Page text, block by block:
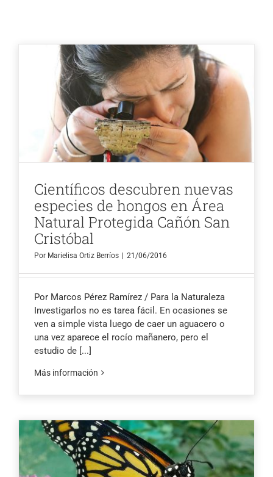
Científicos descubren nuevas
especies de hongos en Área
Natural Protegida Cañón San
Cristóbal
Por Marielisa Ortiz Berríos 21/06/2016
Por Marcos Pérez Ramírez / Para la Naturaleza
Investigarlos no es tarea fácil. En ocasiones se
ven a simple vista luego de caer un aguacero o
una vez aparece el rocío mañanero, pero el
estudio de [...]
Más información